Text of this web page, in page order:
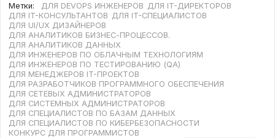
Метки: ДЛЯ DEVOPS ИНЖЕНЕРОВ ДЛЯ IT-ДИРЕКТОРОВ
ДЛЯ IT-КОНСУЛЬТАНТОВ ДЛЯ IT-СПЕЦИАЛИСТОВ
ДЛЯ UI/UX ДИЗАЙНЕРОВ
ДЛЯ АНАЛИТИКОВ БИЗНЕС-ПРОЦЕССОВ.
ДЛЯ АНАЛИТИКОВ ДАННЫХ
ДЛЯ ИНЖЕНЕРОВ ПО ОБЛАЧНЫМ ТЕХНОЛОГИЯМ
ДЛЯ ИНЖЕНЕРОВ ПО ТЕСТИРОВАНИЮ (QA)
ДЛЯ МЕНЕДЖЕРОВ IT-ПРОЕКТОВ
ДЛЯ РАЗРАБОТЧИКОВ ПРОГРАММНОГО ОБЕСПЕЧЕНИЯ
ДЛЯ СЕТЕВЫХ АДМИНИСТРАТОРОВ
ДЛЯ СИСТЕМНЫХ АДМИНИСТРАТОРОВ
ДЛЯ СПЕЦИАЛИСТОВ ПО БАЗАМ ДАННЫХ
ДЛЯ СПЕЦИАЛИСТОВ ПО КИБЕРБЕЗОПАСНОСТИ
КОНКУРС ДЛЯ ПРОГРАММИСТОВ